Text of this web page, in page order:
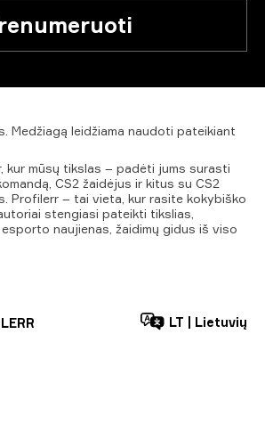
Medžiagą leidžiama naudoti pateikiant
kur mūsų tikslas – padėti jums surasti
CS2 žaidėjus ir kitus su CS2
Profilerr – tai vieta, kur rasite kokybiško
stengiasi pateikti tikslias,
naujienas, žaidimų gidus iš viso
LT Lietuvių